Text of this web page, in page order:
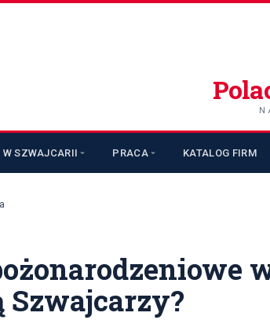
W SZWAJCARII PRACA KATALOG FIRM
Szwajcarzy?